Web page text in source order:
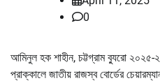
0
আমিনুল হক শাহীন, চট্টগ্রাম ব্যুরো ২০২৫-
প্রাক্কালে জাতীয় রাজস্ব বোর্ডের